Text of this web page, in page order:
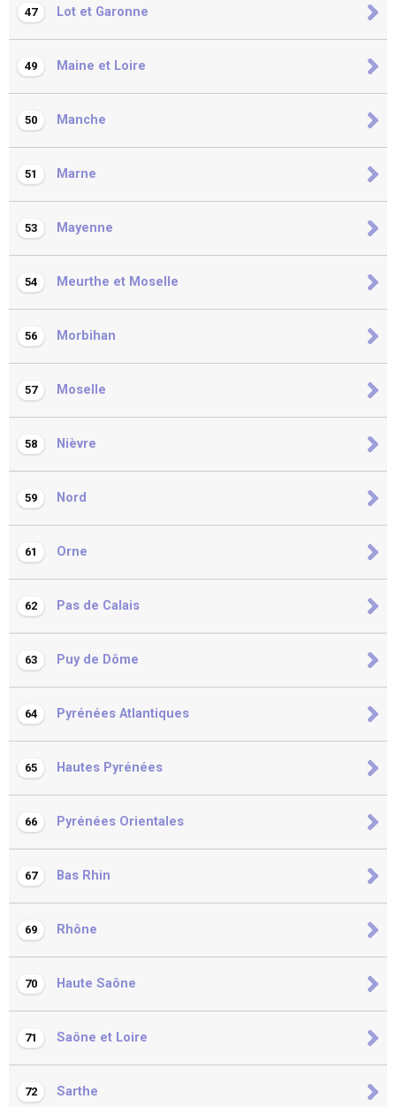
47 Lot et Garonne
49 Maine et Loire
50 Manche
51 Marne
53 Mayenne
54 Meurthe et Moselle
56 Morbihan
57 Moselle
58 Nièvre
59 Nord
61 Orne
62 Pas de Calais
63 Puy de Dôme
64 Pyrénées Atlantiques
65 Hautes Pyrénées
66 Pyrénées Orientales
67 Bas Rhin
69 Rhône
70 Haute Saône
71 Saône et Loire
72 Sarthe